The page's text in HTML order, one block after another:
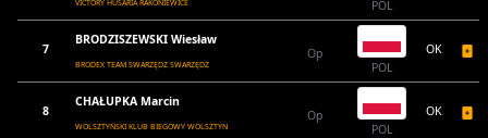
VICTORY HUSARIA RAKONIEWICE
POL
7
BRODZISZEWSKI Wiesław
BRODEX TEAM SWARZĘDZ SWARZĘDZ
Op
POL
OK
8
CHAŁUPKA Marcin
WOLSZTYŃSKI KLUB BIEGOWY WOLSZTYN
Op
POL
OK